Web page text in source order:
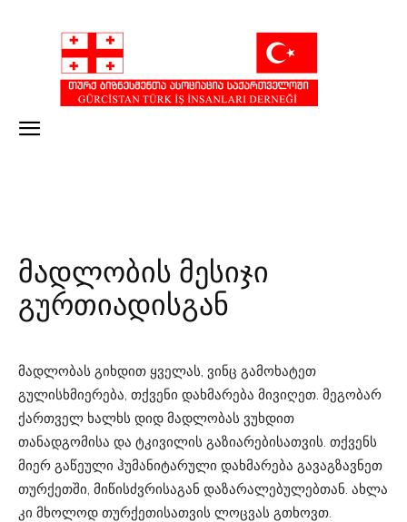
მადლობის მესიჯი
გურთიადისგან
მადლობას გიხდით ყველას, ვინც გამოხატეთ
გულისხმიერება, თქვენი დახმარება მივიღეთ. მეგობარ
ქართველ ხალხს დიდ მადლობას ვუხდით
თანადგომისა და ტკივილის გაზიარებისათვის. თქვენს
მიერ გაწეული ჰუმანიტარული დახმარება გავაგზავნეთ
თურქეთში, მიწისძვრისაგან დაზარალებულებთან. ახლა
კი მხოლოდ თურქეთისათვის ლოცვას გთხოვთ.